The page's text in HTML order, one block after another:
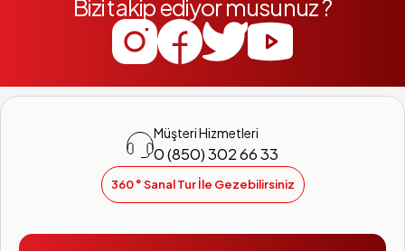
Bizi takip ediyor musunuz ?
Müşteri Hizmetleri
0 (850) 302 66 33
360 ° Sanal Tur İle Gezebilirsiniz